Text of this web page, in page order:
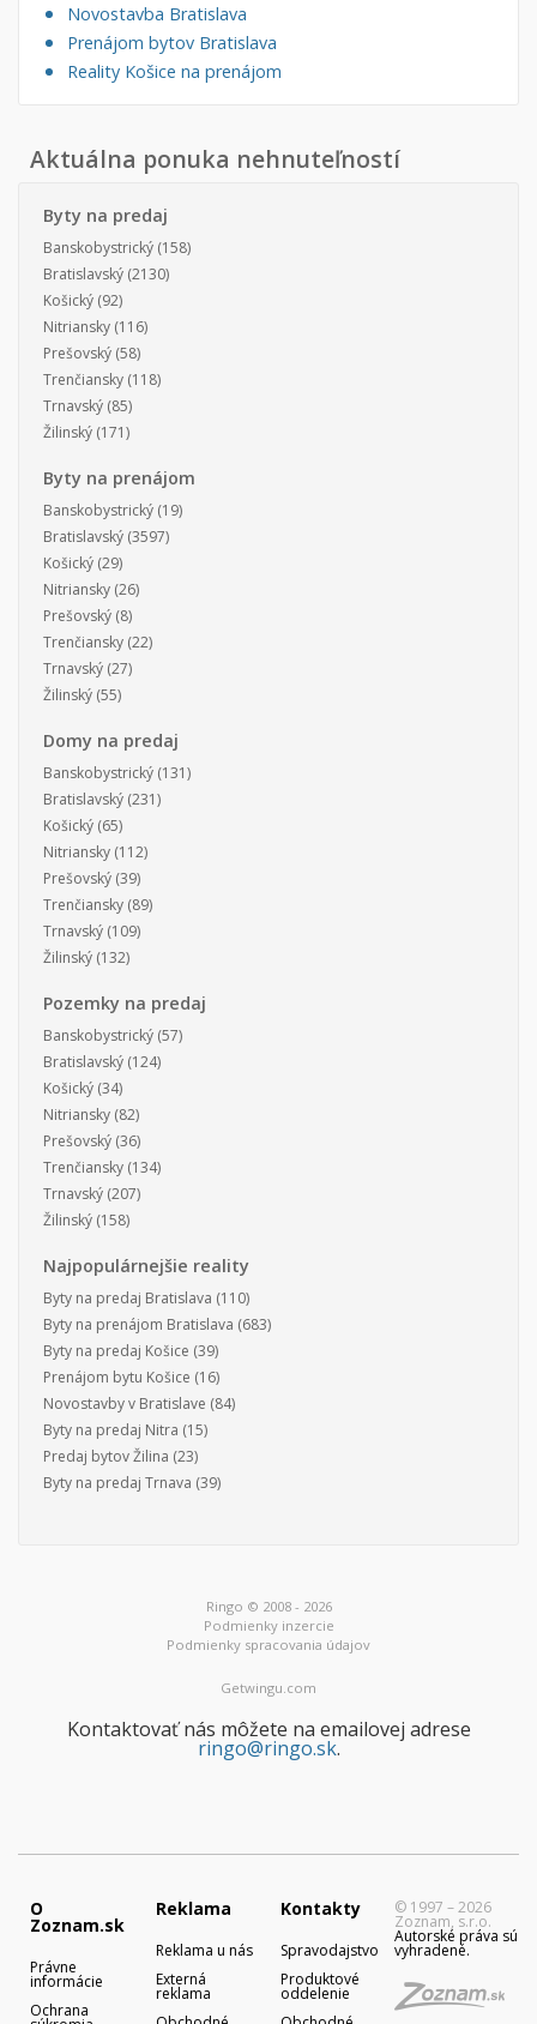
Novostavba Bratislava
Prenájom bytov Bratislava
Reality Košice na prenájom
Aktuálna ponuka nehnuteľností
Byty na predaj
Banskobystrický (158)
Bratislavský (2130)
Košický (92)
Nitriansky (116)
Prešovský (58)
Trenčiansky (118)
Trnavský (85)
Žilinský (171)
Byty na prenájom
Banskobystrický (19)
Bratislavský (3597)
Košický (29)
Nitriansky (26)
Prešovský (8)
Trenčiansky (22)
Trnavský (27)
Žilinský (55)
Domy na predaj
Banskobystrický (131)
Bratislavský (231)
Košický (65)
Nitriansky (112)
Prešovský (39)
Trenčiansky (89)
Trnavský (109)
Žilinský (132)
Pozemky na predaj
Banskobystrický (57)
Bratislavský (124)
Košický (34)
Nitriansky (82)
Prešovský (36)
Trenčiansky (134)
Trnavský (207)
Žilinský (158)
Najpopulárnejšie reality
Byty na predaj Bratislava (110)
Byty na prenájom Bratislava (683)
Byty na predaj Košice (39)
Prenájom bytu Košice (16)
Novostavby v Bratislave (84)
Byty na predaj Nitra (15)
Predaj bytov Žilina (23)
Byty na predaj Trnava (39)
Ringo © 2008 - 2026
Podmienky inzercie
Podmienky spracovania údajov
Getwingu.com
Kontaktovať nás môžete na emailovej adrese
ringo@ringo.sk.
O
Zoznam.sk
Právne
informácie
Ochrana
Reklama
Reklama u nás
Externá
reklama
Kontakty
Spravodajstvo
Produktové
oddelenie
© 1997 – 2026
Zoznam, s.r.o.
Autorské práva sú
vyhradené.